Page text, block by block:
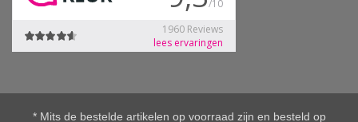
* Mits de bestelde artikelen op voorraad zijn en besteld op